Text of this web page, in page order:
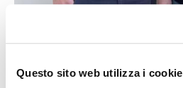
Questo sito web utilizza i cookie